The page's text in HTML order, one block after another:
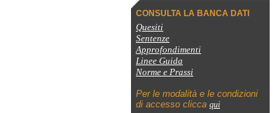
CONSULTA LA BANCA DATI
Quesiti
Sentenze
Approfondimenti
Linee Guida
Norme e Prassi
Per le modalità e le condizioni
di accesso clicca qui